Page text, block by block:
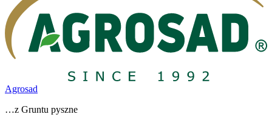
Agrosad
…z Gruntu pyszne